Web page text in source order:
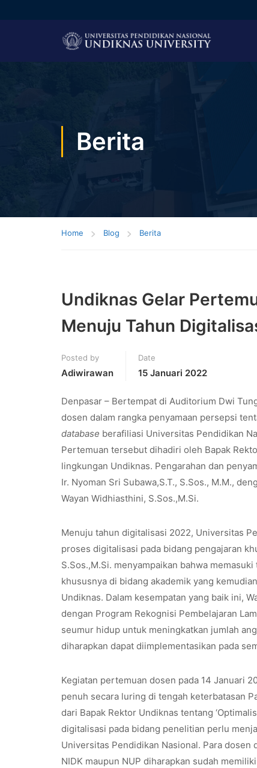
Berita
Home Blog Berita
Undiknas Gelar
Menuju Tahun
Posted by
Adiwirawan
Date
15 Januari 2022
Denpasar – Bertempat di Auditorium Dwi
dosen dalam rangka penyamaan persepsi
database berafiliasi Universitas Pendidikan
Pertemuan tersebut dihadiri oleh Bapak
lingkungan Undiknas. Pengarahan dan
Ir. Nyoman Sri Subawa,S.T., S.Sos., M.M.,
Wayan Widhiasthini, S.Sos.,M.Si.
Menuju tahun digitalisasi 2022, Universitas
proses digitalisasi pada bidang pengajaran
S.Sos.,M.Si. menyampaikan bahwa
khususnya di bidang akademik yang
Undiknas. Dalam kesempatan yang baik ini,
dengan Program Rekognisi Pembelajaran
seumur hidup untuk meningkatkan jumlah
diharapkan dapat diimplementasikan pada
Kegiatan pertemuan dosen pada 14 Januari
penuh secara luring di tengah keterbatasan
dari Bapak Rektor Undiknas tentang
digitalisasi pada bidang penelitian perlu
Universitas Pendidikan Nasional. Para
NIDK maupun NUP diharapkan sudah